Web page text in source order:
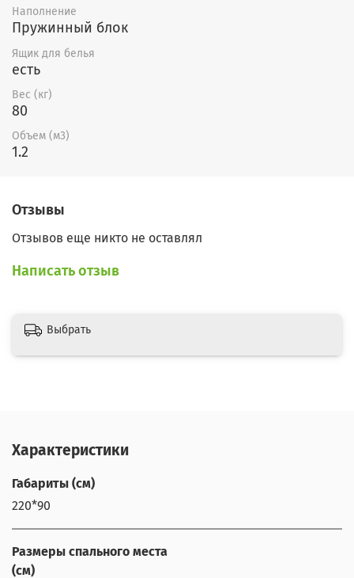
Наполнение
Пружинный блок
Ящик для белья
есть
Вес (кг)
80
Объем (м3)
1.2
Отзывы
Отзывов еще никто не оставлял
Написать отзыв
Выбрать
Характеристики
Габариты (см)
220*90
Размеры спального места
(см)